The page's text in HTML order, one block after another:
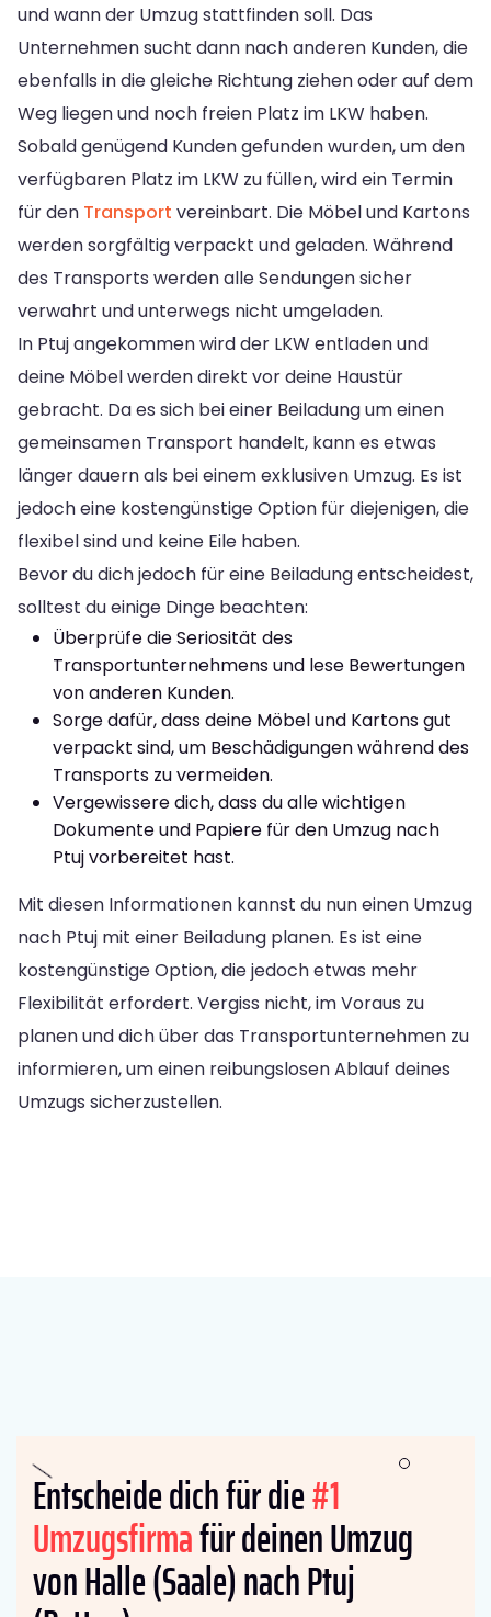
und wann der Umzug stattfinden soll. Das
Unternehmen sucht dann nach anderen Kunden, die
ebenfalls in die gleiche Richtung ziehen oder auf dem
Weg liegen und noch freien Platz im LKW haben.
Sobald genügend Kunden gefunden wurden, um den
verfügbaren Platz im LKW zu füllen, wird ein Termin
für den Transport vereinbart. Die Möbel und Kartons
werden sorgfältig verpackt und geladen. Während
des Transports werden alle Sendungen sicher
verwahrt und unterwegs nicht umgeladen.
In Ptuj angekommen wird der LKW entladen und
deine Möbel werden direkt vor deine Haustür
gebracht. Da es sich bei einer Beiladung um einen
gemeinsamen Transport handelt, kann es etwas
länger dauern als bei einem exklusiven Umzug. Es ist
jedoch eine kostengünstige Option für diejenigen, die
flexibel sind und keine Eile haben.
Bevor du dich jedoch für eine Beiladung entscheidest,
solltest du einige Dinge beachten:
Überprüfe die Seriosität des
Transportunternehmens und lese Bewertungen
von anderen Kunden.
Sorge dafür, dass deine Möbel und Kartons gut
verpackt sind, um Beschädigungen während des
Transports zu vermeiden.
Vergewissere dich, dass du alle wichtigen
Dokumente und Papiere für den Umzug nach
Ptuj vorbereitet hast.
Mit diesen Informationen kannst du nun einen Umzug
nach Ptuj mit einer Beiladung planen. Es ist eine
kostengünstige Option, die jedoch etwas mehr
Flexibilität erfordert. Vergiss nicht, im Voraus zu
planen und dich über das Transportunternehmen zu
informieren, um einen reibungslosen Ablauf deines
Umzugs sicherzustellen.
Entscheide dich für die#1
Umzugsfirmafür deinen Umzug
von Halle (Saale) nach Ptuj